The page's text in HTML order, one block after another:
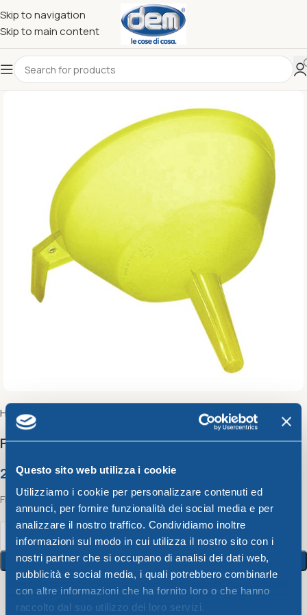
Questo sito web utilizza i cookie
Utilizziamo i cookie per personalizzare contenuti ed
annunci, per fornire funzionalità dei social media e per
analizzare il nostro traffico. Condividiamo inoltre
informazioni sul modo in cui utilizza il nostro sito con i
nostri partner che si occupano di analisi dei dati web,
pubblicità e social media, i quali potrebbero combinarle
con altre informazioni che ha fornito loro o che hanno
raccolto dal suo utilizzo dei loro servizi.
Skip to navigation
Skip to main content
Home Frosty Line
FROSTY FUNNEL 18 x h 18 cm
2,67€
FROSTY FUNNEL 18 x h 18 cm
Add To Cart
19 People watching this product now!